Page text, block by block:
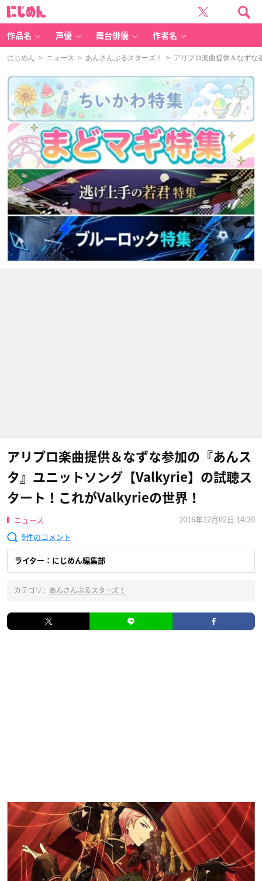
作品名 声優 舞台俳優 作者名
にじめん > ニュース > あんさんぶるスターズ！ > アリプロ楽曲提供＆なずな
アリプロ楽曲提供＆なずな参加の『あんス
タ』ユニットソング【Valkyrie】の試聴ス
タート！これがValkyrieの世界！
ニュース
2016年12月02日 14:20
9
ライター：にじめん編集部
カテゴリ : あんさんぶるスターズ！